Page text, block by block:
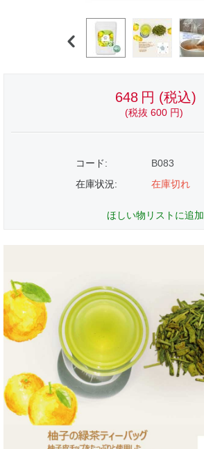
648 円 (税込)
(税抜 600 円)
コード:
B083
在庫状況:
在庫切れ
ほしい物リストに追加